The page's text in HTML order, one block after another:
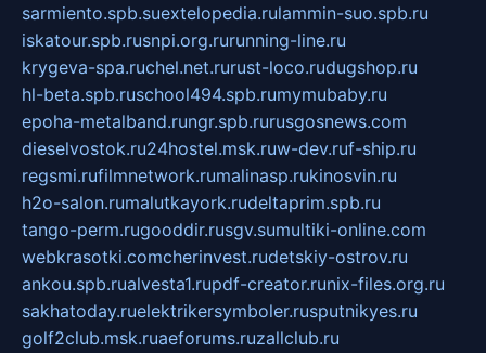
sarmiento.spb.suextelopedia.rulammin-suo.spb.ru
iskatour.spb.rusnpi.org.rurunning-line.ru
krygeva-spa.ruchel.net.rurust-loco.rudugshop.ru
hl-beta.spb.ruschool494.spb.rumymubaby.ru
epoha-metalband.rungr.spb.rurusgosnews.com
dieselvostok.ru24hostel.msk.ruw-dev.ruf-ship.ru
regsmi.rufilmnetwork.rumalinasp.rukinosvin.ru
h2o-salon.rumalutkayork.rudeltaprim.spb.ru
tango-perm.rugooddir.rusgv.sumultiki-online.com
webkrasotki.comcherinvest.rudetskiy-ostrov.ru
ankou.spb.rualvesta1.rupdf-creator.runix-files.org.ru
sakhatoday.ruelektrikersymboler.rusputnikyes.ru
golf2club.msk.ruaeforums.ruzallclub.ru